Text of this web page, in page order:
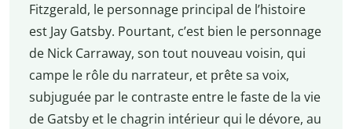
Fitzgerald, le personnage principal de l’histoire
est Jay Gatsby. Pourtant, c’est bien le personnage
de Nick Carraway, son tout nouveau voisin, qui
campe le rôle du narrateur, et prête sa voix,
subjuguée par le contraste entre le faste de la vie
de Gatsby et le chagrin intérieur qui le dévore, au